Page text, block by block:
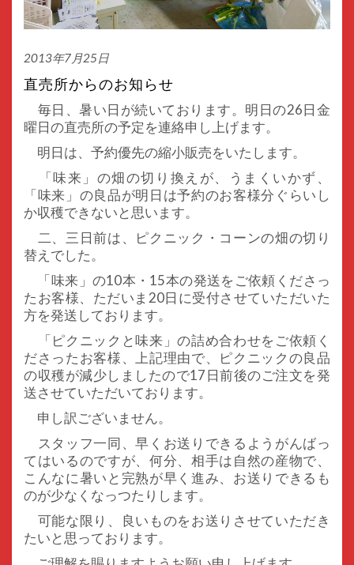
2013年7月25日
直売所からのお知らせ
毎日、暑い日が続いております。明日の26日金
曜日の直売所の予定を連絡申し上げます。
明日は、予約優先の縮小販売をいたします。
「味来」の畑の切り換えが、うまくいかず、
「味来」の良品が明日は予約のお客様分ぐらいし
か収穫できないと思います。
二、三日前は、ピクニック・コーンの畑の切り
替えでした。
「味来」の10本・15本の発送をご依頼くださっ
たお客様、ただいま20日に受付させていただいた
方を発送しております。
「ピクニックと味来」の詰め合わせをご依頼く
ださったお客様、上記理由で、ピクニックの良品
の収穫が減少しましたので17日前後のご注文を発
送させていただいております。
申し訳ございません。
スタッフ一同、早くお送りできるようがんばっ
てはいるのですが、何分、相手は自然の産物で、
こんなに暑いと完熟が早く進み、お送りできるも
のが少なくなっつたりします。
可能な限り、良いものをお送りさせていただき
たいと思っております。